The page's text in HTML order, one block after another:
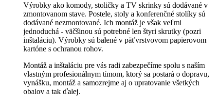
Výrobky ako komody, stoličky a TV skrinky sú dodávané v
zmontovanom stave. Postele, stoly a konferenčné stolíky sú
dodávané nezmontované. Ich montáž je však veľmi
jednoduchá - väčšinou sú potrebné len štyri skrutky (pozri
inštaláciu). Výrobky sú balené v päťvrstvovom papierovom
kartóne s ochranou rohov.
Montáž a inštaláciu pre vás radi zabezpečíme spolu s naším
vlastným profesionálnym tímom, ktorý sa postará o dopravu,
vynášku, montáž a samozrejme aj o upratovanie všetkých
obalov a tak ďalej.